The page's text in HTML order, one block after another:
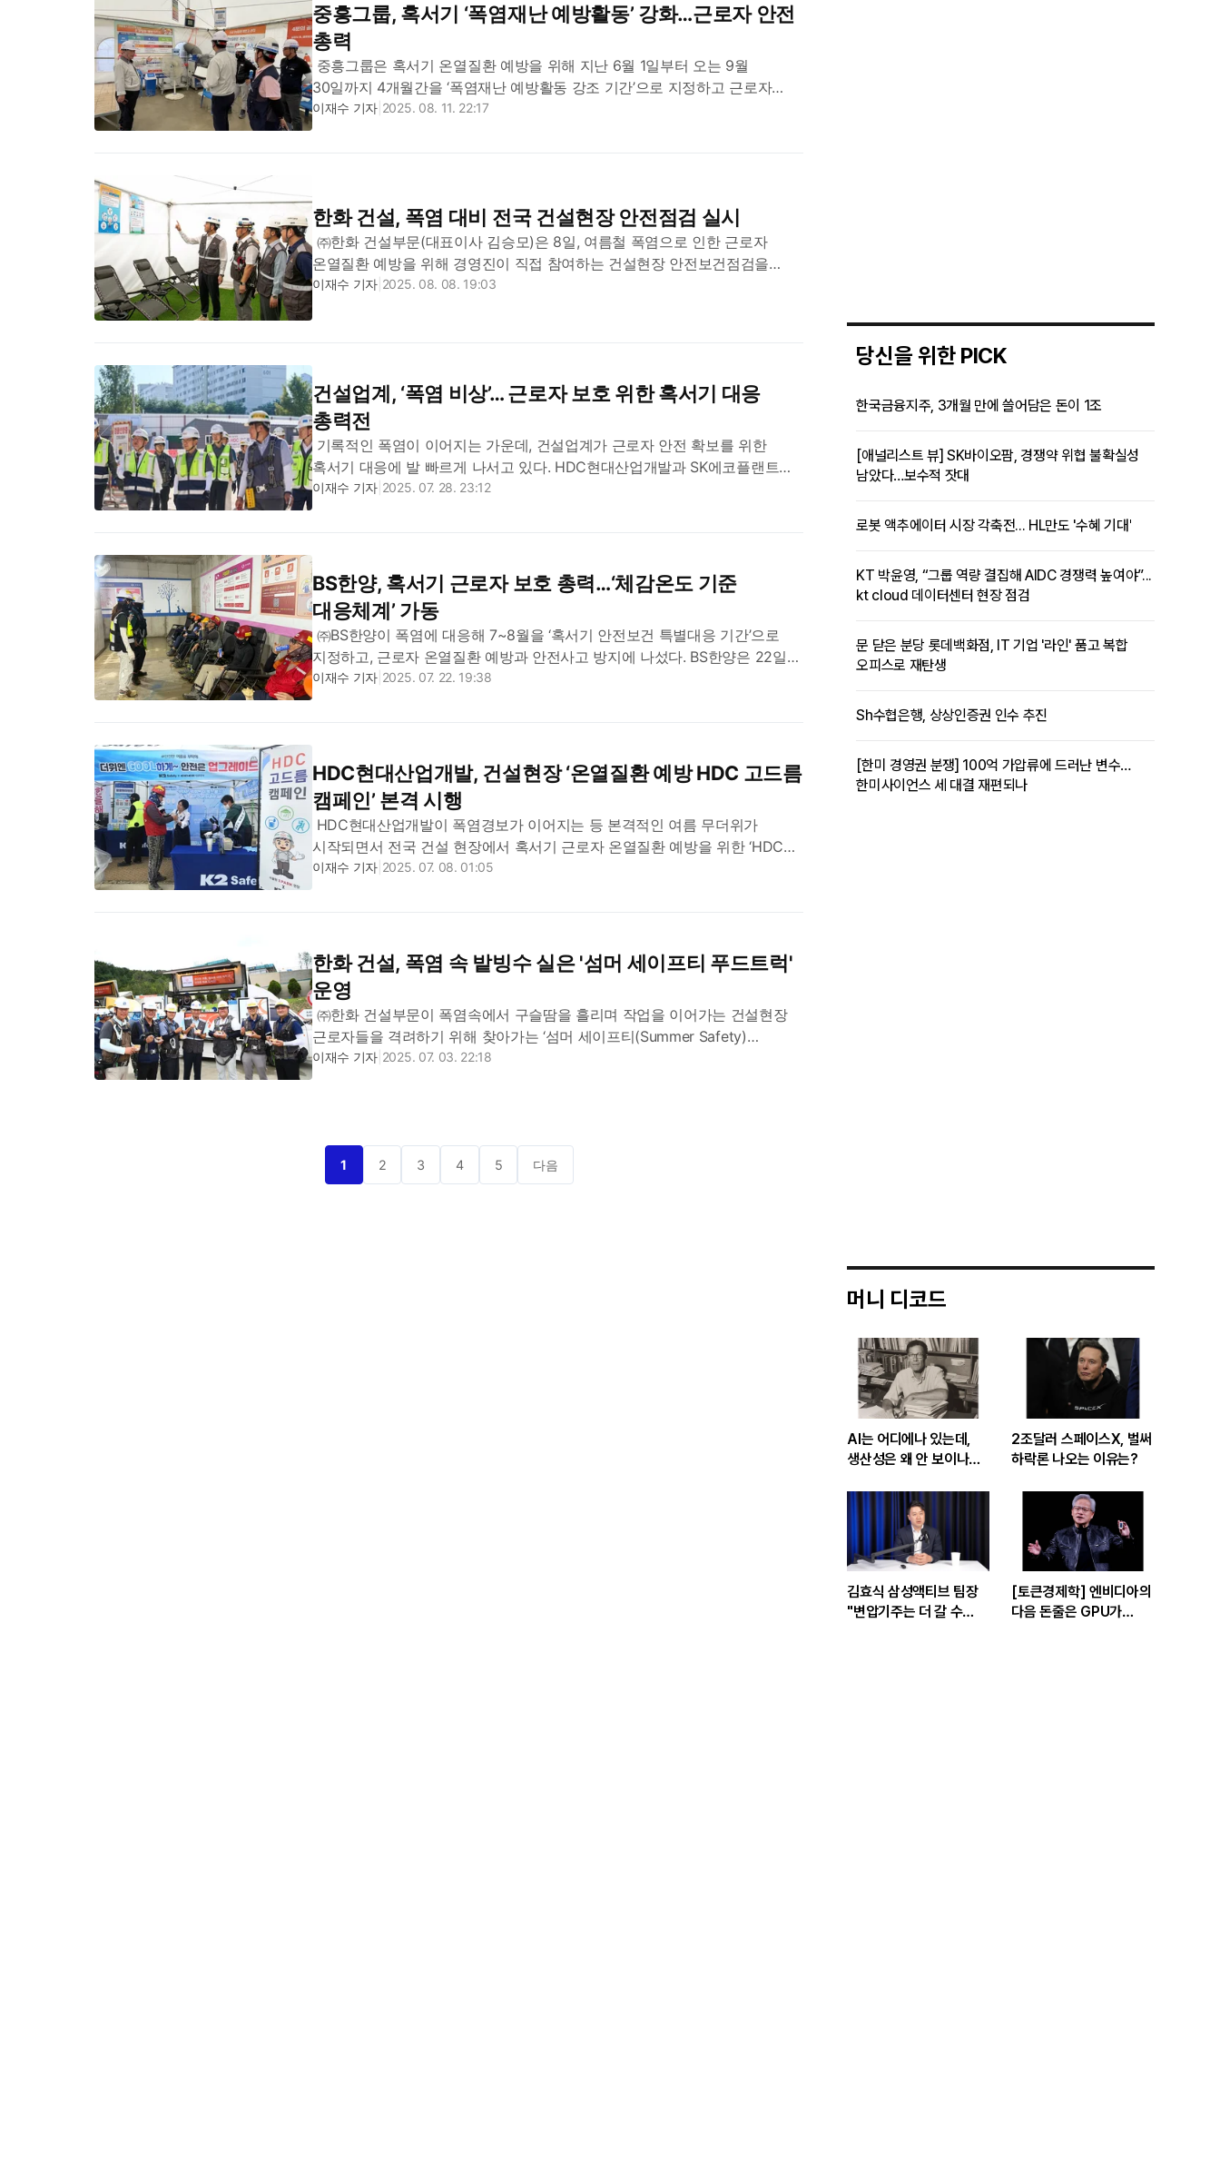
중흥그룹, 혹서기 ‘폭염재난 예방활동’ 강화…근로자 안전
총력
중흥그룹은 혹서기 온열질환 예방을 위해 지난 6월 1일부터 오는 9월
30일까지 4개월간을 ‘폭염재난 예방활동 강조 기간’으로 지정하고 근로자
안전과 건강 보호에 총력을 기울이고 있다고 11일 밝혔다. 이 기간 동안
이재수 기자 2025. 08. 11. 22:17
한화 건설, 폭염 대비 전국 건설현장 안전점검 실시
㈜한화 건설부문(대표이사 김승모)은 8일, 여름철 폭염으로 인한 근로자
온열질환 예방을 위해 경영진이 직접 참여하는 건설현장 안전보건점검을
실시했다고 밝혔다. 한화 건설부문은 6월부터 9월까지를 ‘혹서기
이재수 기자 2025. 08. 08. 19:03
건설업계, ‘폭염 비상’… 근로자 보호 위한 혹서기 대응
총력전
기록적인 폭염이 이어지는 가운데, 건설업계가 근로자 안전 확보를 위한
혹서기 대응에 발 빠르게 나서고 있다. HDC현대산업개발과 SK에코플랜트는
각각 자사 건설 현장에서 맞춤형 온열질환 예방 캠페인과 현장 점검을
이재수 기자 2025. 07. 28. 23:12
BS한양, 혹서기 근로자 보호 총력…‘체감온도 기준
대응체계’ 가동
㈜BS한양이 폭염에 대응해 7~8월을 ‘혹서기 안전보건 특별대응 기간’으로
지정하고, 근로자 온열질환 예방과 안전사고 방지에 나섰다. BS한양은 22일
집중호우에 이은 폭염에 대비해 고위험군에 대한 집중관리 체계를 구축하고
이재수 기자 2025. 07. 22. 19:38
HDC현대산업개발, 건설현장 ‘온열질환 예방 HDC 고드름
캠페인’ 본격 시행
HDC현대산업개발이 폭염경보가 이어지는 등 본격적인 여름 무더위가
시작되면서 전국 건설 현장에서 혹서기 근로자 온열질환 예방을 위한 ‘HDC
고드름 캠페인’을 본격적으로 시행중이라고 7일 밝혔다. ‘HDC 고드름 캠...
이재수 기자 2025. 07. 08. 01:05
한화 건설, 폭염 속 밭빙수 실은 '섬머 세이프티 푸드트럭'
운영
㈜한화 건설부문이 폭염속에서 구슬땀을 흘리며 작업을 이어가는 건설현장
근로자들을 격려하기 위해 찾아가는 ‘섬머 세이프티(Summer Safety)
푸드트럭’을 운영한다고 3일 밝혔다. 한화 건설부문은 7월 2일부터 9월
이재수 기자 2025. 07. 03. 22:18
1 2 3 4 5 다음
당신을 위한 PICK
한국금융지주, 3개월 만에 쓸어담은 돈이 1조
[애널리스트 뷰] SK바이오팜, 경쟁약 위협 불확실성
남았다…보수적 잣대
로봇 액추에이터 시장 각축전... HL만도 '수혜 기대'
KT 박윤영, “그룹 역량 결집해 AIDC 경쟁력 높여야”...
kt cloud 데이터센터 현장 점검
문 닫은 분당 롯데백화점, IT 기업 '라인' 품고 복합
오피스로 재탄생
Sh수협은행, 상상인증권 인수 추진
[한미 경영권 분쟁] 100억 가압류에 드러난 변수…
한미사이언스 세 대결 재편되나
머니 디코드
AI는 어디에나 있는데,
생산성은 왜 안 보이나…
‘솔로우 패러독스’
2조달러 스페이스X, 벌써
하락론 나오는 이유는?
김효식 삼성액티브 팀장
"변압기주는 더 갈 수
[토큰경제학] 엔비디아의
다음 돈줄은 GPU가